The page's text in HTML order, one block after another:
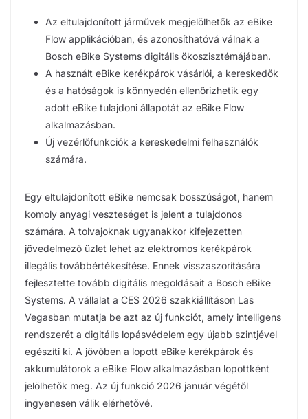
Az eltulajdonított járművek megjelölhetők az eBike
Flow applikációban, és azonosíthatóvá válnak a
Bosch eBike Systems digitális ökoszisztémájában.
A használt eBike kerékpárok vásárlói, a kereskedők
és a hatóságok is könnyedén ellenőrizhetik egy
adott eBike tulajdoni állapotát az eBike Flow
alkalmazásban.
Új vezérlőfunkciók a kereskedelmi felhasználók
számára.
Egy eltulajdonított eBike nemcsak bosszúságot, hanem
komoly anyagi veszteséget is jelent a tulajdonos
számára. A tolvajoknak ugyanakkor kifejezetten
jövedelmező üzlet lehet az elektromos kerékpárok
illegális továbbértékesítése. Ennek visszaszorítására
fejlesztette tovább digitális megoldásait a Bosch eBike
Systems. A vállalat a CES 2026 szakkiállításon Las
Vegasban mutatja be azt az új funkciót, amely intelligens
rendszerét a digitális lopásvédelem egy újabb szintjével
egészíti ki. A jövőben a lopott eBike kerékpárok és
akkumulátorok a eBike Flow alkalmazásban lopottként
jelölhetők meg. Az új funkció 2026 január végétől
ingyenesen válik elérhetővé.